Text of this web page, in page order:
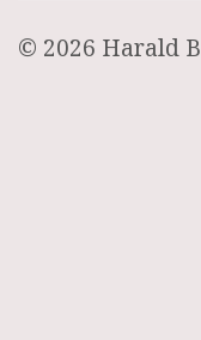
© 2026 Harald